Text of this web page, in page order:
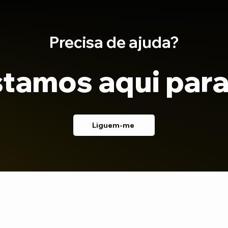
Precisa de ajuda?
aqui
Liguem-me